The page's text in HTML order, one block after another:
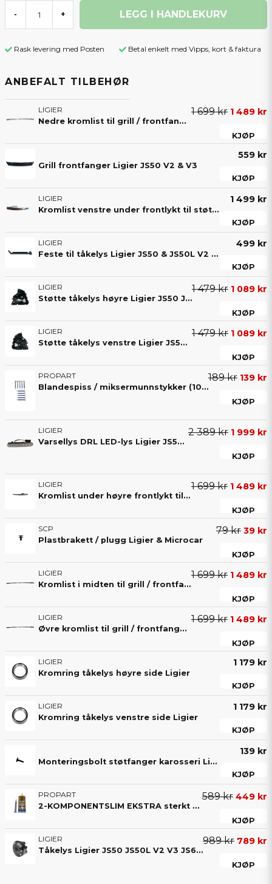
- + LEGG I HANDLEKURV
Rask levering med Posten Betal enkelt med Vipps, kort & faktura
ANBEFALT TILBEHØR
LIGIER
Nedre kromlist til grill / frontfanger foran til Ligier JS50 / JS50L V2 & V3.
1 699 kr 1 489 kr
KJØP
Grill frontfanger Ligier JS50 V2 & V3
559 kr
KJØP
LIGIER
Kromlist venstre under frontlykt til støtfanger / grill foran til Ligier JS50 / JS50L V2 & V3
1 499 kr
KJØP
LIGIER
Feste til tåkelys Ligier JS50 & JS50L V2 / V3 fra årsmodell 2017 og fremover
499 kr
KJØP
LIGIER
Støtte tåkelys høyre Ligier JS50 JS50L V2 & V3
1 479 kr 1 089 kr
KJØP
LIGIER
Støtte tåkelys venstre Ligier JS50 JS50L V2 & V3
1 479 kr 1 089 kr
KJØP
PROPART
Blandespiss / miksermunnstykker (10-pakning) til 2-komponentslim – for nøyaktig blanding av lim
189 kr 139 kr
KJØP
LIGIER
Varsellys DRL LED-lys Ligier JS50 Versjon 2 & Microcar M.GO fra 2017
2 389 kr 1 999 kr
KJØP
LIGIER
Kromlist under høyre frontlykt til frontfanger / grill foran til Ligier JS50 / JS50L V2 & V3.
1 699 kr 1 489 kr
KJØP
SCP
Plastbrakett / plugg Ligier & Microcar
79 kr 39 kr
KJØP
LIGIER
Kromlist i midten til grill / frontfanger foran til Ligier JS50 / JS50L V2 & V3.
1 699 kr 1 489 kr
KJØP
LIGIER
Øvre kromlist til grill / frontfanger foran til Ligier JS50 / JS50L V2 & V3.
1 699 kr 1 489 kr
KJØP
LIGIER
Kromring tåkelys høyre side Ligier
1 179 kr
KJØP
LIGIER
Kromring tåkelys venstre side Ligier
1 179 kr
KJØP
Monteringsbolt støtfanger karosseri Ligier & Microcar
139 kr
KJØP
PROPART
2-KOMPONENTSLIM EKSTRA sterkt 50ML (4-8 min)
589 kr 449 kr
KJØP
LIGIER
Tåkelys Ligier JS50 JS50L V2 V3 JS60 MGO 4, 5 & 6
989 kr 789 kr
KJØP